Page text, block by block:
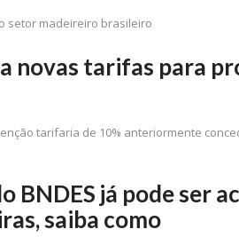
setor madeireiro brasileiro
novas tarifas para
tarifaria de 10% anteriormente
BNDES já pode ser
saiba como